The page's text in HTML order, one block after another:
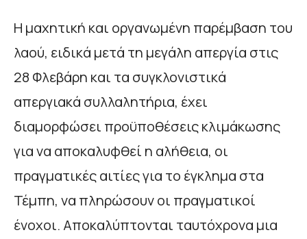
Η μαχητική και οργανωμένη παρέμβαση του
λαού, ειδικά μετά τη μεγάλη απεργία στις
28 Φλεβάρη και τα συγκλονιστικά
απεργιακά συλλαλητήρια, έχει
διαμορφώσει προϋποθέσεις κλιμάκωσης
για να αποκαλυφθεί η αλήθεια, οι
πραγματικές αιτίες για το έγκλημα στα
Τέμπη, να πληρώσουν οι πραγματικοί
ένοχοι. Αποκαλύπτονται ταυτόχρονα μια